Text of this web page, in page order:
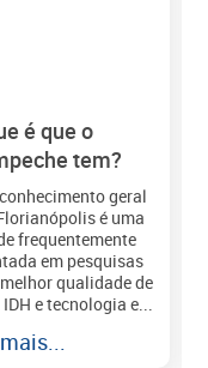
tem?
geral
é uma
frequentemente
em pesquisas
qualidade de
e tecnologia e...